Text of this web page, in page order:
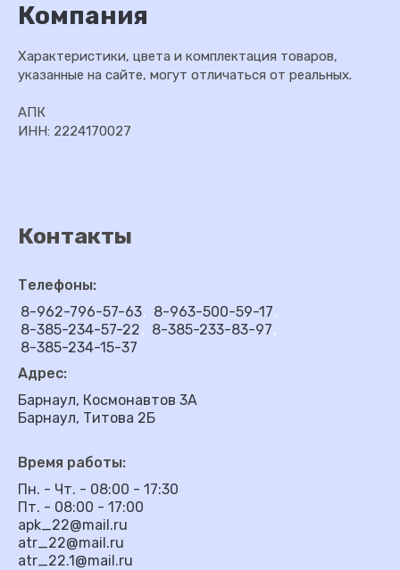
Компания
Характеристики, цвета и комплектация товаров,
указанные на сайте, могут отличаться от реальных.
АПК
ИНН: 2224170027
Контакты
Телефоны:
8-962-796-57-63
8-963-500-59-17
8-385-234-57-22
8-385-233-83-97
8-385-234-15-37
Адрес:
Барнаул, Космонавтов 3А
Барнаул, Титова 2Б
Время работы:
Пн. - Чт. - 08:00 - 17:30
Пт. - 08:00 - 17:00
apk_22@mail.ru
atr_22@mail.ru
atr_22.1@mail.ru